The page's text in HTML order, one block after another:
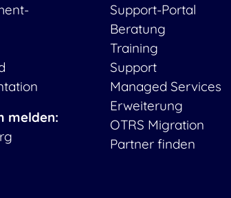
melden:
Support-Portal
Beratung
Training
Support
Managed Services
Erweiterung
OTRS Migration
Partner finden